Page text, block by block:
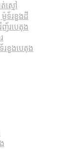
ត់ស្មៅ
ម៉ូទ័រខួងដី
ញ័របេតុង
រខួងបេតុង